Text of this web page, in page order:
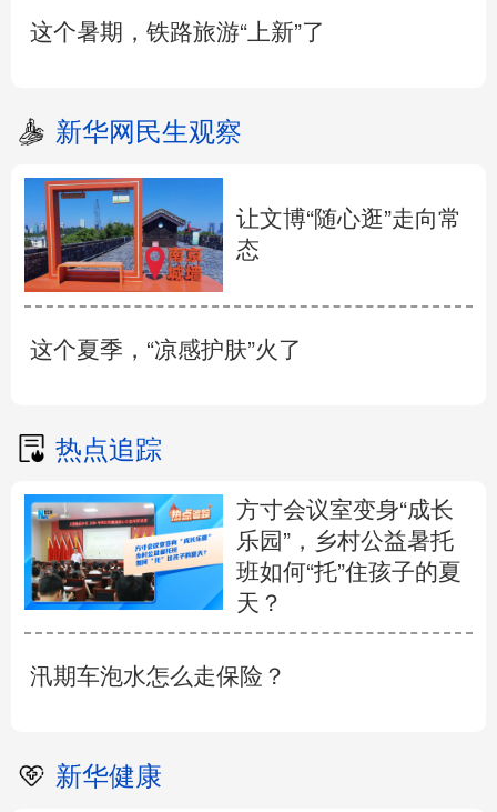
这个暑期，铁路旅游“上新”了
新华网民生观察
让文博“随心逛”走向常
态
这个夏季，“凉感护肤”火了
热点追踪
方寸会议室变身“成长
乐园”，乡村公益暑托
班如何“托”住孩子的夏
天？
汛期车泡水怎么走保险？
新华健康